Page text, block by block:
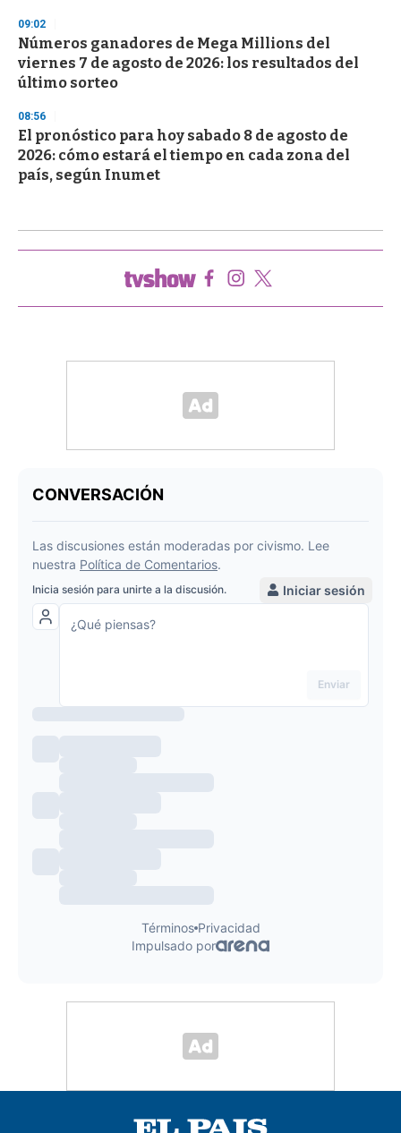
09:02
Números ganadores de Mega Millions del
viernes 7 de agosto de 2026: los resultados del
último sorteo
08:56
El pronóstico para hoy sabado 8 de agosto de
2026: cómo estará el tiempo en cada zona del
país, según Inumet